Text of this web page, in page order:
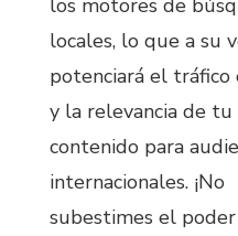
los motores de
locales, lo que a su
potenciará el tráfico
y la relevancia de tu
contenido para
internacionales. ¡No
subestimes el